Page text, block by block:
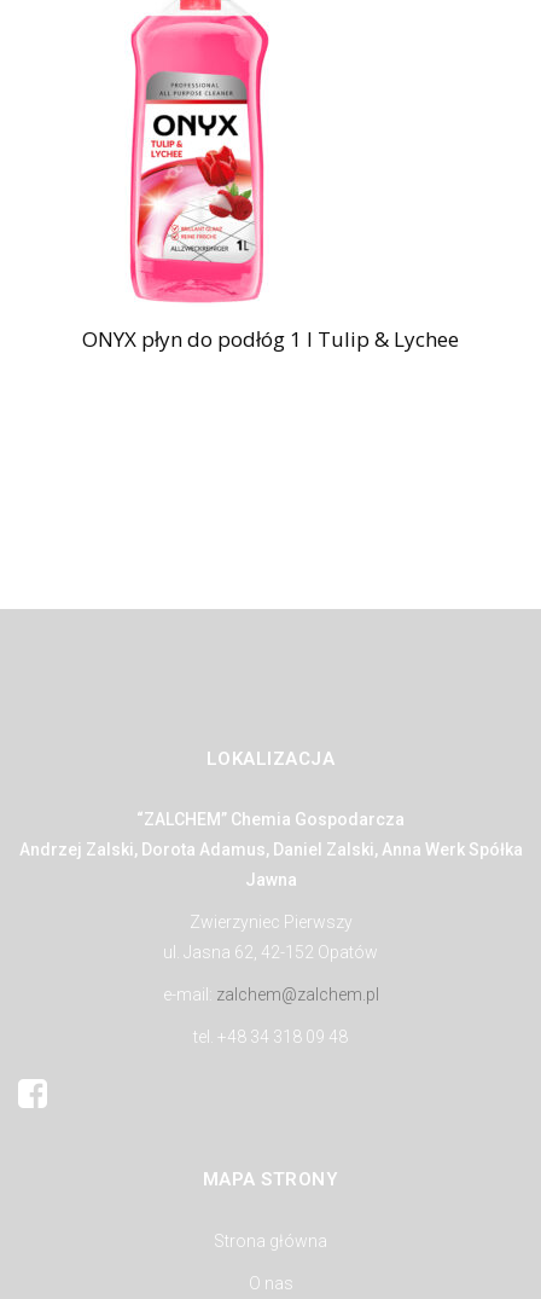
ONYX płyn do podłóg 1 l Tulip & Lychee
LOKALIZACJA
“ZALCHEM” Chemia Gospodarcza
Andrzej Zalski, Dorota Adamus, Daniel Zalski, Anna Werk Spółka
Jawna
Zwierzyniec Pierwszy
ul. Jasna 62, 42-152 Opatów
e-mail: zalchem@zalchem.pl
tel. +48 34 318 09 48
MAPA STRONY
Strona główna
O nas